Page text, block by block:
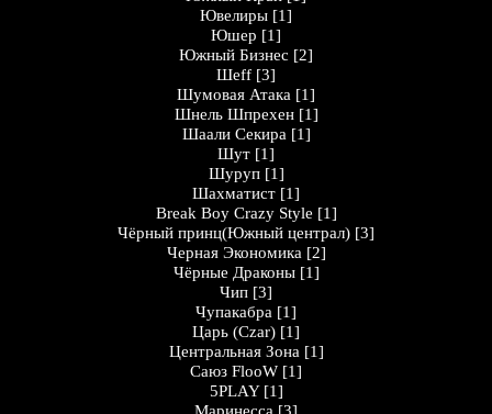
Ювелиры [1]
Юшер [1]
Южный Бизнес [2]
Шеff [3]
Шумовая Атака [1]
Шнель Шпрехен [1]
Шаали Секира [1]
Шут [1]
Шуруп [1]
Шахматист [1]
Break Boy Crazy Style [1]
Чёрный принц(Южный централ) [3]
Черная Экономика [2]
Чёрные Драконы [1]
Чип [3]
Чупакабра [1]
Царь (Czar) [1]
Центральная Зона [1]
Саюз FlooW [1]
5PLAY [1]